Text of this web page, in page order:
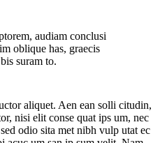
audiam conclusi
oblique has, graecis
suram to.
aliquet. Aen ean solli citudin,
nisi elit conse quat ips um, nec
odio sita met nibh vulp utat ec